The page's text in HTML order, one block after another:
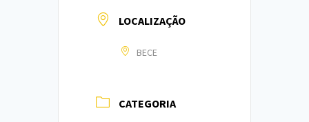
LOCALIZAÇÃO
BECE
CATEGORIA